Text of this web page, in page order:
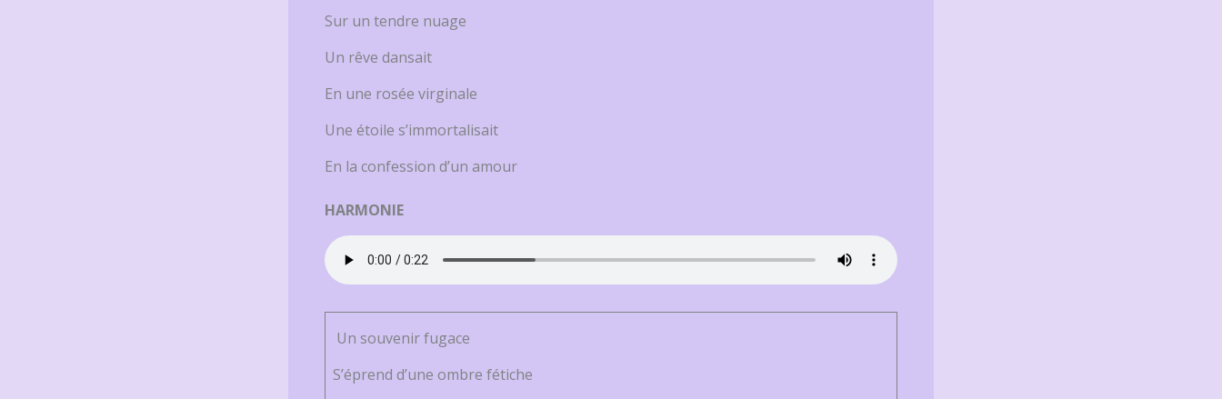
Sur un tendre nuage
Un rêve dansait
En une rosée virginale
Une étoile s’immortalisait
En la confession d’un amour
HARMONIE
Un souvenir fugace
S’éprend d’une ombre fétiche